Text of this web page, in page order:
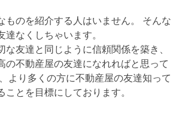
ものを紹介する人はいません。 そんな
達なくしちゃいます。
な友達と同じように信頼関係を築き、
の不動産屋の友達になれればと思って
より多くの方に不動産屋の友達知って
ことを目標にしております。